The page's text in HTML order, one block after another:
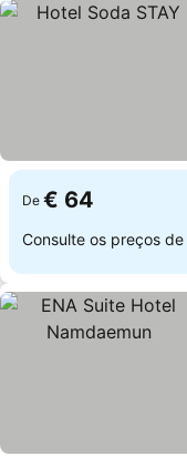
De € 64
Consulte os preços de